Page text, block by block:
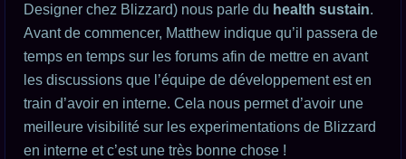
Designer chez Blizzard) nous parle du health sustain.
Avant de commencer, Matthew indique qu’il passera de
temps en temps sur les forums afin de mettre en avant
les discussions que l’équipe de développement est en
train d’avoir en interne. Cela nous permet d’avoir une
meilleure visibilité sur les experimentations de Blizzard
en interne et c’est une très bonne chose !